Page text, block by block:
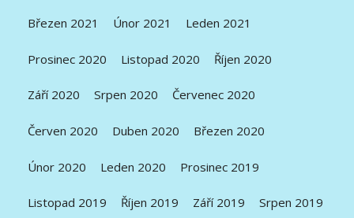
Březen 2021 Únor 2021 Leden 2021
Prosinec 2020 Listopad 2020 Říjen 2020
Září 2020 Srpen 2020 Červenec 2020
Červen 2020 Duben 2020 Březen 2020
Únor 2020 Leden 2020 Prosinec 2019
Listopad 2019 Říjen 2019 Září 2019 Srpen 2019